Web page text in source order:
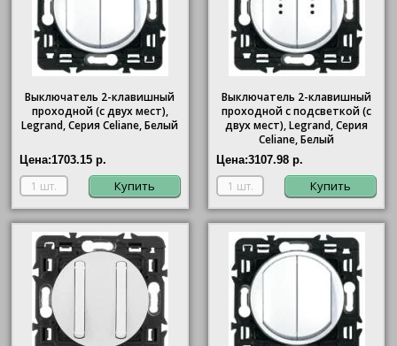
Выключатель 2-клавишный
проходной (с двух мест),
Legrand, Серия Celiane, Белый
Цена:1703.15 р.
Купить
Выключатель 2-клавишный
проходной с подсветкой (с
двух мест), Legrand, Серия
Celiane, Белый
Цена:3107.98 р.
Купить